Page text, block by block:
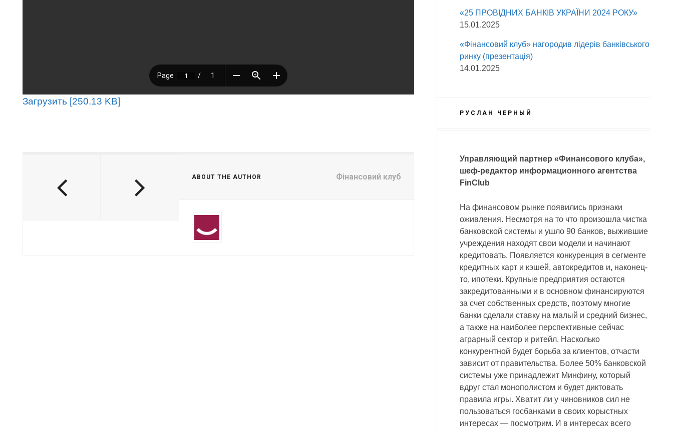
Загрузить [250.13 KB]
ABOUT THE AUTHOR Фінансовий клуб
«25 ПРОВІДНИХ БАНКІВ УКРАЇНИ 2024 РОКУ»
15.01.2025
«Фінансовий клуб» нагородив лідерів банківського
ринку (презентація)
14.01.2025
РУСЛАН ЧЕРНЫЙ
Управляющий партнер «Финансового клуба»,
шеф-редактор информационного агентства
FinClub
На финансовом рынке появились признаки
оживления. Несмотря на то что произошла чистка
банковской системы и ушло 90 банков, выжившие
учреждения находят свои модели и начинают
кредитовать. Появляется конкуренция в сегменте
кредитных карт и кэшей, автокредитов и, наконец-
то, ипотеки. Крупные предприятия остаются
закредитованными и в основном финансируются
за счет собственных средств, поэтому многие
банки сделали ставку на малый и средний бизнес,
а также на наиболее перспективные сейчас
аграрный сектор и ритейл. Насколько
конкурентной будет борьба за клиентов, отчасти
зависит от правительства. Более 50% банковской
системы уже принадлежит Минфину, который
вдруг стал монополистом и будет диктовать
правила игры. Хватит ли у чиновников сил не
пользоваться госбанками в своих корыстных
интересах — посмотрим. И в интересах всего